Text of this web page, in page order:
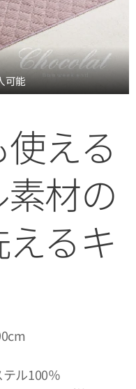
可能
える
材の
るキ
ル100％